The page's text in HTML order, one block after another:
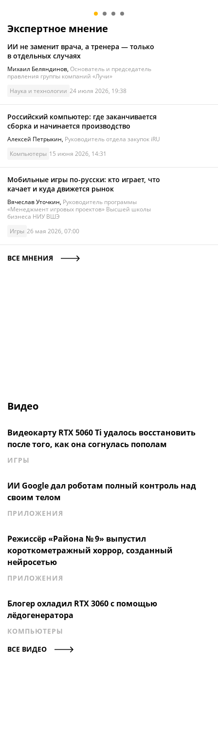
Экспертное мнение
ИИ не заменит врача, а тренера — только
в отдельных случаях
Михаил Беляндинов, Основатель и председатель
правления группы компаний «Лучи»
Наука и технологии 24 июля 2026, 19:38
Российский компьютер: где заканчивается
сборка и начинается производство
Алексей Петрыкин, Руководитель отдела закупок iRU
Компьютеры 15 июня 2026, 14:31
Мобильные игры по-русски: кто играет, что
качает и куда движется рынок
Вячеслав Уточкин, Руководитель программы
«Менеджмент игровых проектов» Высшей школы
бизнеса НИУ ВШЭ
Игры 26 мая 2026, 07:00
ВСЕ МНЕНИЯ
Видео
Видеокарту RTX 5060 Ti удалось восстановить
после того, как она согнулась пополам
ИГРЫ
ИИ Google дал роботам полный контроль над
своим телом
ПРИЛОЖЕНИЯ
Режиссёр «Района № 9» выпустил
короткометражный хоррор, созданный
нейросетью
ПРИЛОЖЕНИЯ
Блогер охладил RTX 3060 с помощью
лёдогенератора
КОМПЬЮТЕРЫ
ВСЕ ВИДЕО